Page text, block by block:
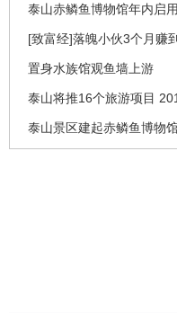
泰山赤鳞鱼博物馆年内启用
[致富经]落魄小伙3个月赚
置身水族馆观鱼墙上游
泰山将推16个旅游项目
泰山景区建起赤鳞鱼博物